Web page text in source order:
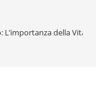
L’importanza della